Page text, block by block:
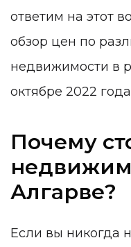
ответим на этот
обзор цен по
недвижимости в
октябре 2022
Почему
Алгарве?
Если вы никогда